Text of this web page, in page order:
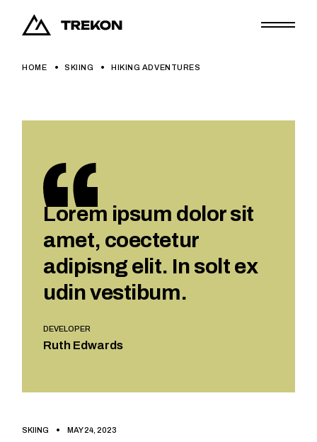
HOME SKIING HIKING ADVENTURES
Lorem ipsum dolor sit
amet, coectetur
adipisng elit. In solt ex
udin vestibum.
DEVELOPER
Ruth Edwards
SKIING MAY 24, 2023